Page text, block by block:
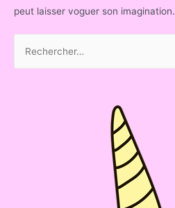
peut laisser voguer son imagination.